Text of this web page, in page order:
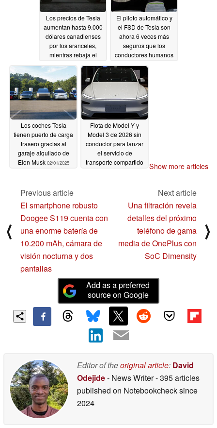
Los precios de Tesla
aumentan hasta 9.000
dólares canadienses
por los aranceles,
mientras rebaja el
alquiler del Cybertruck
en EE.UU. y
quintuplica las
referencias del Model
302/02/2025
El piloto automático y
el FSD de Tesla son
ahora 6 veces más
seguros que los
conductores humanos
que los apagan para
enviar mensajes de
texto desde sus
teléfonos02/01/2025
Los coches Tesla
tienen puerto de carga
trasero gracias al
garaje alquilado de
Elon Musk 02/01/2025
Flota de Model Y y
Model 3 de 2026 sin
conductor para lanzar
el servicio de
transporte compartido
Show more articles
⟨
Previous article
El smartphone robusto
Doogee S119 cuenta con
una enorme batería de
10.200 mAh, cámara de
visión nocturna y dos
pantallas
Next article
Una filtración revela
detalles del próximo
teléfono de gama
media de OnePlus con
SoC Dimensity
⟩
Add as a preferred
source on Google
Editor of theoriginal article: David
Odejide- News Writer- 395 articles
published on Notebookchecksince
2024